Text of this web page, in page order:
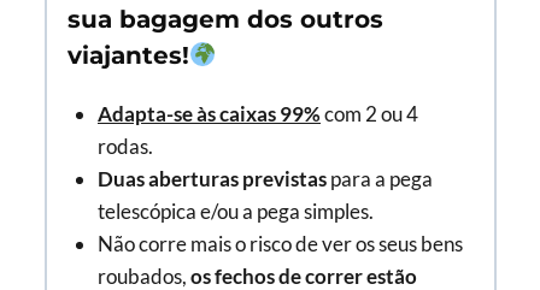
sua bagagem dos outros
viajantes!
Adapta-se às caixas 99%com 2 ou 4
rodas.
Duas aberturas previstaspara a pega
telescópica e/ou a pega simples.
Não corre mais o risco de ver os seus bens
roubados,os fechos de correr estão